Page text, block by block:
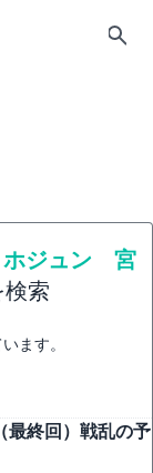
ホジュン 宮
検索
ます。
最終回）戦乱の予